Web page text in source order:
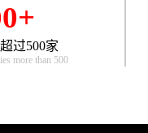
过500家
more than 500